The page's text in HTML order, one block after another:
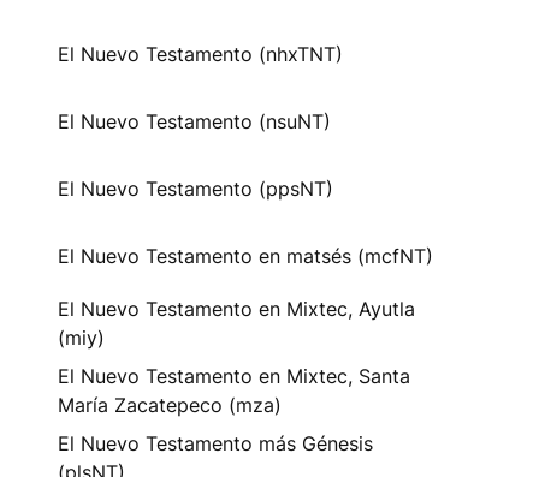
El Nuevo Testamento (nhxTNT)
El Nuevo Testamento (nsuNT)
El Nuevo Testamento (ppsNT)
El Nuevo Testamento en matsés (mcfNT)
El Nuevo Testamento en Mixtec, Ayutla
(miy)
El Nuevo Testamento en Mixtec, Santa
María Zacatepeco (mza)
El Nuevo Testamento más Génesis
(plsNT)